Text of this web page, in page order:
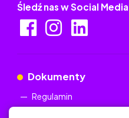
Śledź nas w Social Media
Dokumenty
Regulamin